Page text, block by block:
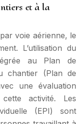
et à la
voie aérienne, le
L’utilisation du
au Plan de
chantier (Plan de
une évaluation
activité. Les
(EPI) sont